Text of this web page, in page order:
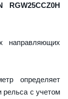
RGW25CCZ0H
направляющих
определяет
рельса с учетом